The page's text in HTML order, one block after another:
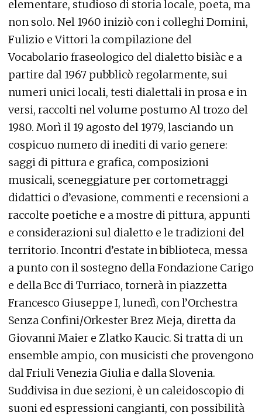
elementare, studioso di storia locale, poeta, ma
non solo. Nel 1960 iniziò con i colleghi Domini,
Fulizio e Vittori la compilazione del
Vocabolario fraseologico del dialetto bisiàc e a
partire dal 1967 pubblicò regolarmente, sui
numeri unici locali, testi dialettali in prosa e in
versi, raccolti nel volume postumo Al trozo del
1980. Morì il 19 agosto del 1979, lasciando un
cospicuo numero di inediti di vario genere:
saggi di pittura e grafica, composizioni
musicali, sceneggiature per cortometraggi
didattici o d’evasione, commenti e recensioni a
raccolte poetiche e a mostre di pittura, appunti
e considerazioni sul dialetto e le tradizioni del
territorio. Incontri d’estate in biblioteca, messa
a punto con il sostegno della Fondazione Carigo
e della Bcc di Turriaco, tornerà in piazzetta
Francesco Giuseppe I, lunedì, con l’Orchestra
Senza Confini/Orkester Brez Meja, diretta da
Giovanni Maier e Zlatko Kaucic. Si tratta di un
ensemble ampio, con musicisti che provengono
dal Friuli Venezia Giulia e dalla Slovenia.
Suddivisa in due sezioni, è un caleidoscopio di
suoni ed espressioni cangianti, con possibilità